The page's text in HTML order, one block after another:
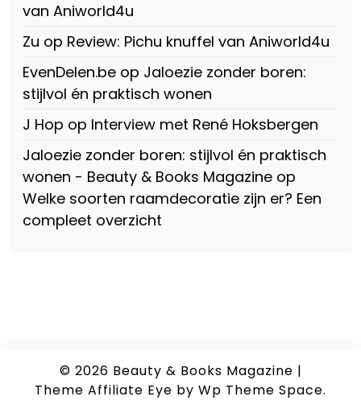
van Aniworld4u
Zu op Review: Pichu knuffel van Aniworld4u
EvenDelen.be op Jaloezie zonder boren:
stijlvol én praktisch wonen
J Hop op Interview met René Hoksbergen
Jaloezie zonder boren: stijlvol én praktisch
wonen - Beauty & Books Magazine op
Welke soorten raamdecoratie zijn er? Een
compleet overzicht
© 2026 Beauty & Books Magazine |
Theme Affiliate Eye by Wp Theme Space.